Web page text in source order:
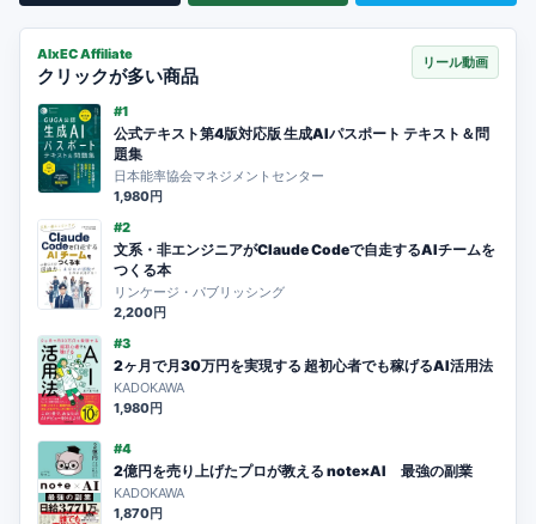
AIxEC Affiliate
クリックが多い商品
リール動画
#1
公式テキスト第4版対応版 生成AIパスポート テキスト＆問
題集
日本能率協会マネジメントセンター
1,980円
#2
文系・非エンジニアがClaude Codeで自走するAIチームを
つくる本
リンケージ・パブリッシング
2,200円
#3
2ヶ月で月30万円を実現する 超初心者でも稼げるAI活用法
KADOKAWA
1,980円
#4
2億円を売り上げたプロが教える note×AI 最強の副業
KADOKAWA
1,870円